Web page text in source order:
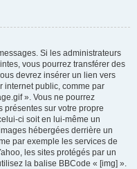
Si les administrateurs
vous pourrez transférer des
devrez insérer un lien vers
internet public, comme par
». Vous ne pourrez
présentes sur votre propre
ci soit en lui-même un
hébergées derrière un
par exemple les services de
les sites protégés par un
la balise BBCode « [img] ».